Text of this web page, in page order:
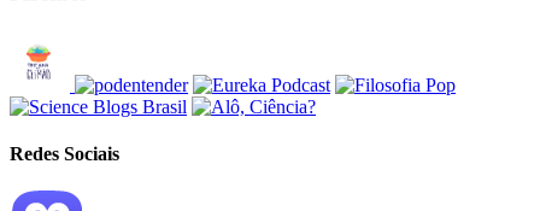
Redes Sociais